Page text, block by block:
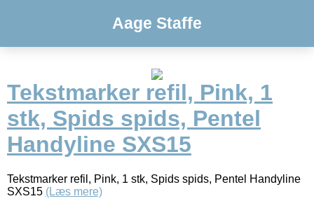
Aage Staffe
Tekstmarker refil, Pink, 1
stk, Spids spids, Pentel
Handyline SXS15
Tekstmarker refil, Pink, 1 stk, Spids spids, Pentel Handyline
SXS15 (Læs mere)